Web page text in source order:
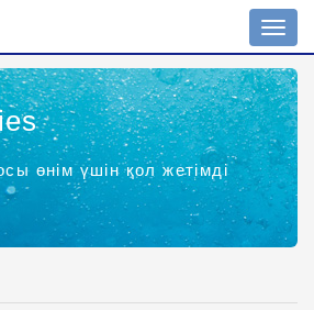
өнім үшін қол жетімді